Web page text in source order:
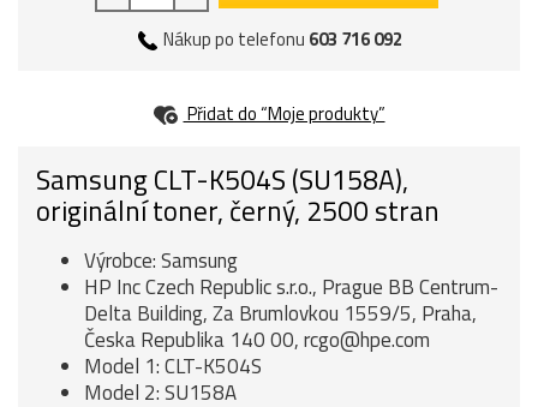
Nákup po telefonu 603 716 092
Přidat do “Moje produkty”
Samsung CLT-K504S (SU158A),
originální toner, černý, 2500 stran
Výrobce: Samsung
HP Inc Czech Republic s.r.o., Prague BB Centrum-
Delta Building, Za Brumlovkou 1559/5, Praha,
Česka Republika 140 00, rcgo@hpe.com
Model 1: CLT-K504S
Model 2: SU158A